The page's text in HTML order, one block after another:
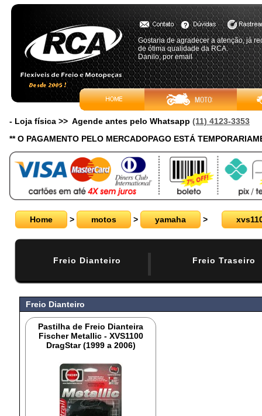
Gostaria de agradecer a atenção, já
de ótima qualidade da RCA.
Danilo, por email
- Loja física >> Agende antes pelo Whatsapp (11) 4123-3353
** O PAGAMENTO PELO MERCADOPAGO ESTÁ
Home > motos > yamaha >
Freio Dianteiro Freio Traseiro
Freio Dianteiro
Pastilha de Freio Dianteira
Fischer Metallic - XVS1100
DragStar (1999 a 2006)